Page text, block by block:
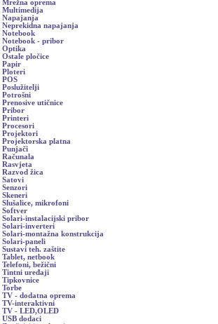
Mrežna oprema
Multimedija
Napajanja
Neprekidna napajanja
Notebook
Notebook - pribor
Optika
Ostale pločice
Papir
Ploteri
POS
Poslužitelji
Potrošni
Prenosive utičnice
Pribor
Printeri
Procesori
Projektori
Projektorska platna
Punjači
Računala
Rasvjeta
Razvod žica
Satovi
Senzori
Skeneri
Slušalice, mikrofoni
Softver
Solari-instalacijski pribor
Solari-inverteri
Solari-montažna konstrukcija
Solari-paneli
Sustavi teh. zaštite
Tablet, netbook
Telefoni, bežični
Tintni uređaji
Tipkovnice
Torbe
TV - dodatna oprema
TV-interaktivni
TV - LED,OLED
USB dodaci